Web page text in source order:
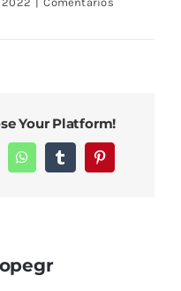
Your Platform!
WhatsAppTumblrPinterest